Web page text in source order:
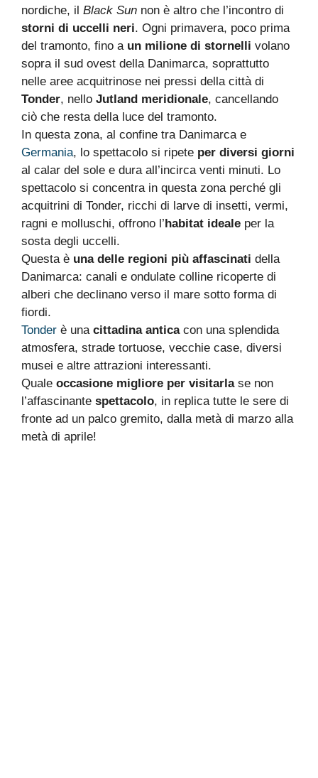
nordiche, il Black Sun non è altro che l’incontro di
storni di uccelli neri. Ogni primavera, poco prima
del tramonto, fino a un milione di stornelli volano
sopra il sud ovest della Danimarca, soprattutto
nelle aree acquitrinose nei pressi della città di
Tonder, nello Jutland meridionale, cancellando
ciò che resta della luce del tramonto.
In questa zona, al confine tra Danimarca e
Germania, lo spettacolo si ripete per diversi giorni
al calar del sole e dura all’incirca venti minuti. Lo
spettacolo si concentra in questa zona perché gli
acquitrini di Tonder, ricchi di larve di insetti, vermi,
ragni e molluschi, offrono l’habitat ideale per la
sosta degli uccelli.
Questa è una delle regioni più affascinati della
Danimarca: canali e ondulate colline ricoperte di
alberi che declinano verso il mare sotto forma di
fiordi.
Tonder è una cittadina anticacon una splendida
atmosfera, strade tortuose, vecchie case, diversi
musei e altre attrazioni interessanti.
Quale occasione migliore per visitarlase non
l’affascinante spettacolo, in replica tutte le sere di
fronte ad un palco gremito, dalla metà di marzo alla
metà di aprile!